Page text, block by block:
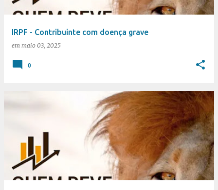
IRPF - Contribuinte com doença grave
em maio 03, 2025
0